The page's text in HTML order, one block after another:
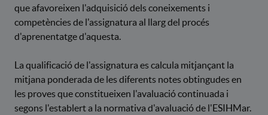
que afavoreixen l'adquisició dels coneixements i
competències de l'assignatura al llarg del procés
d'aprenentatge d'aquesta.
La qualificació de l'assignatura es calcula mitjançant la
mitjana ponderada de les diferents notes obtingudes en
les proves que constitueixen l'avaluació continuada i
segons l'establert a la normativa d'avaluació de l'ESIHMar.